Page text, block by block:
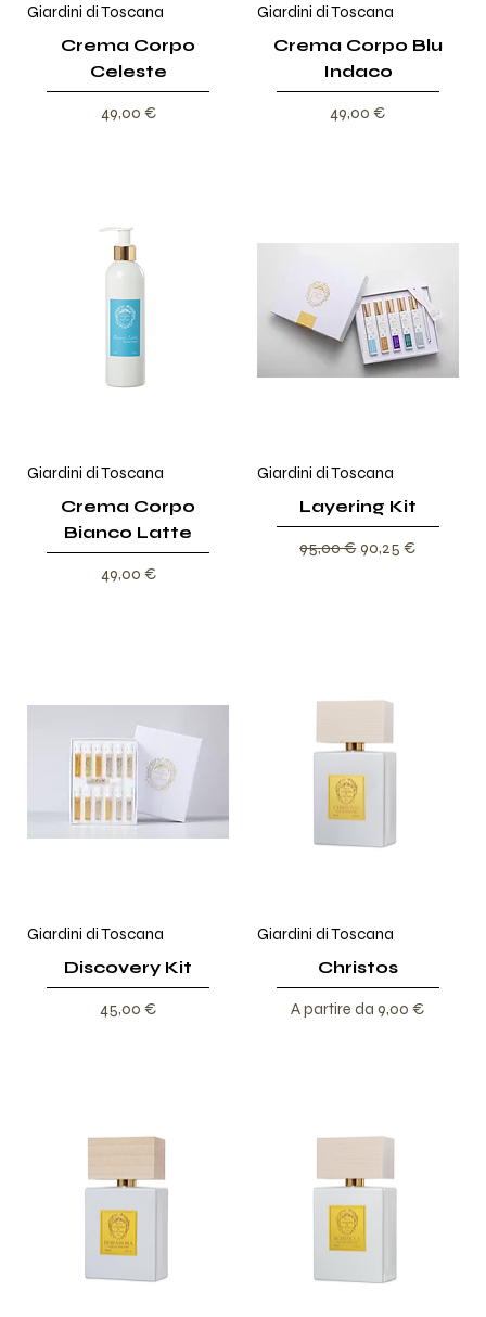
Giardini di Toscana
Crema Corpo
Celeste
Prezzo
49,00 €
Giardini di Toscana
Crema Corpo Blu
Indaco
Prezzo
49,00 €
Giardini di Toscana
Crema Corpo
Bianco Latte
Prezzo
49,00 €
Giardini di Toscana
Layering Kit
Prezzo regolare
95,00 € Prezzo scontato
90,25 €
Giardini di Toscana
Discovery Kit
Prezzo
45,00 €
Giardini di Toscana
Christos
A partire da9,00 €
Prezzo scontato